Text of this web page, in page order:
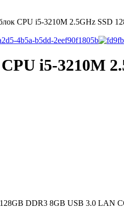
CPU i5-3210M 2.5GHz SSD
i5-3210M
DDR3 8GB USB 3.0 LAN